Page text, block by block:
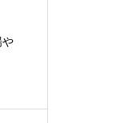
や